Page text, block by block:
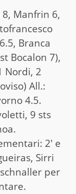
Manfrin 6,
Branca
Bocalon 7),
Nordi, 2
All.:
4.5.
9 sts
2′ e
Sirri
per